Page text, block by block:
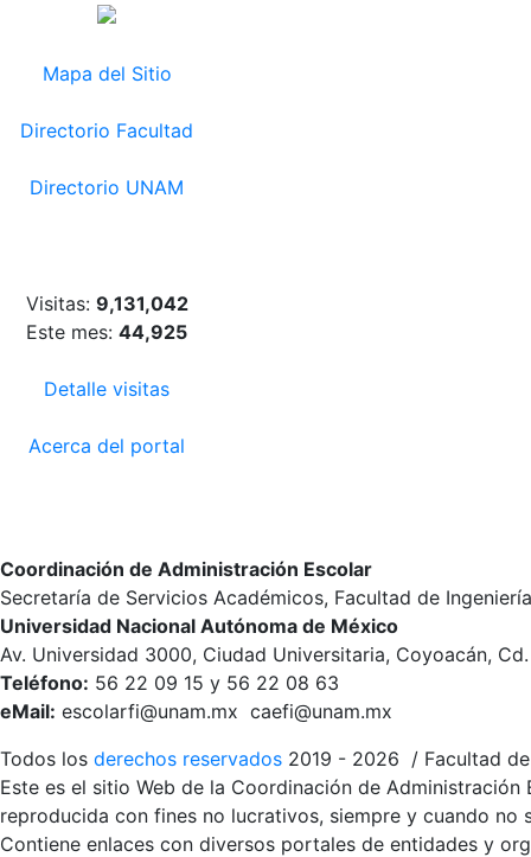
Mapa del Sitio
Directorio Facultad
Directorio UNAM
Visitas: 9,131,042
Este mes: 44,925
Detalle visitas
Acerca del portal
Coordinación de Administración Escolar
Secretaría de Servicios Académicos, Facultad de Ingeniería
Universidad Nacional Autónoma de México
Av. Universidad 3000, Ciudad Universitaria, Coyoacán,
Teléfono: 56 22 09 15 y 56 22 08 63
eMail: escolarfi@unam.mx caefi@unam.mx
Todos los derechos reservados 2019 - 2026 / Facultad
Este es el sitio Web de la Coordinación de
reproducida con fines no lucrativos, siempre y cuando
Contiene enlaces con diversos portales de entidades y